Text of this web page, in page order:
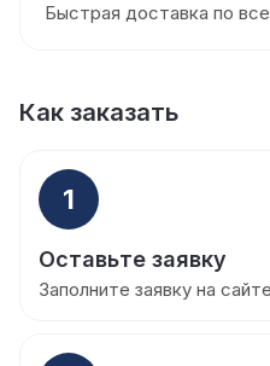
Быстрая доставка по
Как заказать
1
Оставьте заявку
Заполните заявку на